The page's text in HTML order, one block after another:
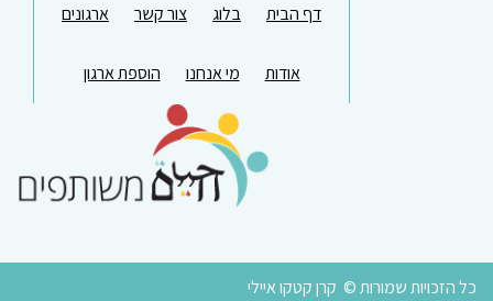
דף הבית בלוג צור קשר ארגונים
אודות מי אנחנו הוספת ארגון
כל הזכויות שמורות © קרן קטקו איילי